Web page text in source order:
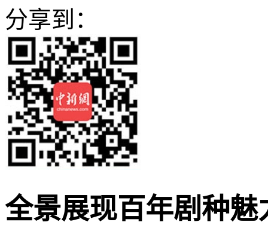
分享到：
全景展现百年剧种